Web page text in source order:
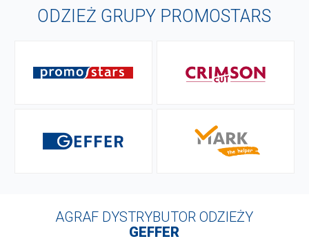
gramaturze 250 g/m², doskonale sprawdza się
ODZIEŻ GRUPY PROMOSTARS
AGRAF DYSTRYBUTOR ODZIEŻY
GEFFER